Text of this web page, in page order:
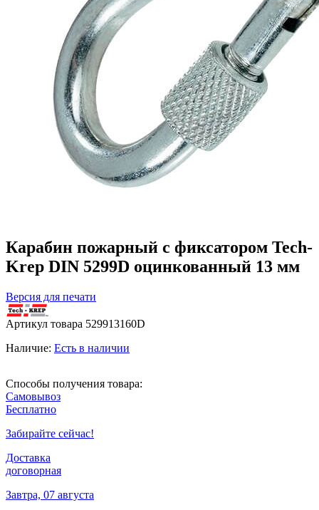
Карабин пожарный с фиксатором Tech-
Krep DIN 5299D оцинкованный 13 мм
Версия для печати
Артикул товара 529913160D
Наличие: Есть в наличии
Способы получения товара:
Самовывоз
Бесплатно
Забирайте сейчас!
Доставка
договорная
Завтра, 07 августа